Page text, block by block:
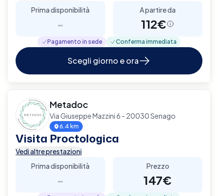
Prima disponibilità
-
A partire da
112€
Pagamento in sede Conferma immediata
Scegli giorno e ora
Metadoc
Via Giuseppe Mazzini 6 - 20030 Senago
6.4 km
Visita Proctologica
Vedi altre prestazioni
Prima disponibilità
-
Prezzo
147€